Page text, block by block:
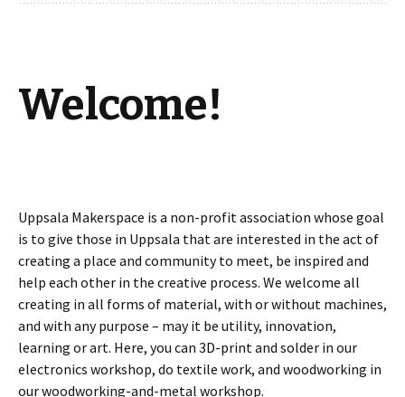
Welcome!
Uppsala Makerspace is a non-profit association whose goal
is to give those in Uppsala that are interested in the act of
creating a place and community to meet, be inspired and
help each other in the creative process. We welcome all
creating in all forms of material, with or without machines,
and with any purpose – may it be utility, innovation,
learning or art. Here, you can 3D-print and solder in our
electronics workshop, do textile work, and woodworking in
our woodworking-and-metal workshop.